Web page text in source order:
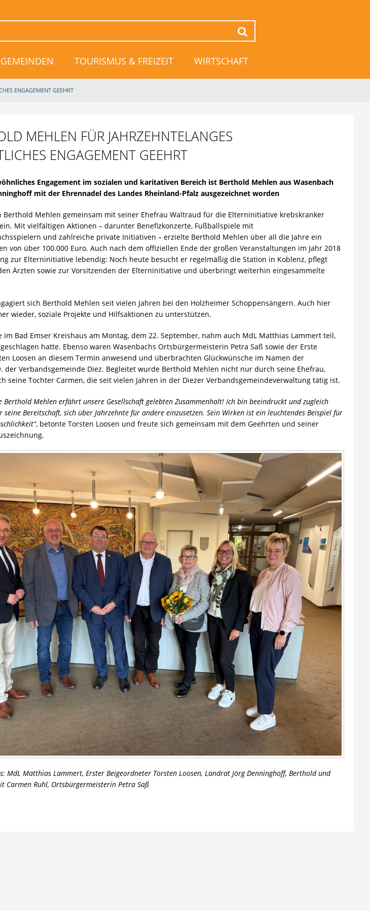
GEMEINDEN TOURISMUS & FREIZEIT WIRTSCHAFT
ENGAGEMENT GEEHRT
MEHLEN FÜR JAHRZEHNTELANGES
ENGAGEMENT GEEHRT
Engagement im sozialen und karitativen Bereich ist Berthold Mehlen aus Wasenbach
mit der Ehrennadel des Landes Rheinland-Pfalz ausgezeichnet worden
Berthold Mehlen gemeinsam mit seiner Ehefrau Waltraud für die Elterninitiative krebskranker
Mit vielfältigen Aktionen – darunter Benefizkonzerte, Fußballspiele mit
und zahlreiche private Initiativen – erzielte Berthold Mehlen über all die Jahre ein
von über 100.000 Euro. Auch nach dem offiziellen Ende der großen Veranstaltungen im Jahr 2018
zur Elterninitiative lebendig: Noch heute besucht er regelmäßig die Station in Koblenz, pflegt
Ärzten sowie zur Vorsitzenden der Elterninitiative und überbringt weiterhin eingesammelte
sich Berthold Mehlen seit vielen Jahren bei den Holzheimer Schoppensängern. Auch hier
wieder, soziale Projekte und Hilfsaktionen zu unterstützen.
im Bad Emser Kreishaus am Montag, dem 22. September, nahm auch MdL Matthias Lammert teil,
hatte. Ebenso waren Wasenbachs Ortsbürgermeisterin Petra Saß sowie der Erste
Loosen an diesem Termin anwesend und überbrachten Glückwünsche im Namen der
der Verbandsgemeinde Diez. Begleitet wurde Berthold Mehlen nicht nur durch seine Ehefrau,
seine Tochter Carmen, die seit vielen Jahren in der Diezer Verbandsgemeindeverwaltung tätig ist.
Berthold Mehlen erfährt unsere Gesellschaft gelebten Zusammenhalt! Ich bin beeindruckt und zugleich
Bereitschaft, sich über Jahrzehnte für andere einzusetzen. Sein Wirken ist ein leuchtendes Beispiel für
, betonte Torsten Loosen und freute sich gemeinsam mit dem Geehrten und seiner
MdL Matthias Lammert, Erster Beigeordneter Torsten Loosen, Landrat Jörg Denninghoff, Berthold und
Carmen Ruhl, Ortsbürgermeisterin Petra Saß